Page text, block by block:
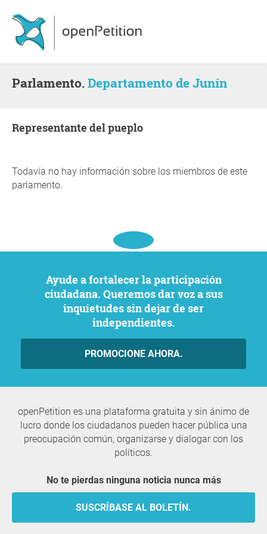
Parlamento.Departamento de Junín
representante del pueplo
Todavía no hay información sobre los miembros de este
parlamento.
Ayude a fortalecer la participación
ciudadana. Queremos dar voz a sus
inquietudes sin dejar de ser
independientes.
PROMOCIONE AHORA.
openPetition es una plataforma gratuita y sin ánimo de
lucro donde los ciudadanos pueden hacer pública una
preocupación común, organizarse y dialogar con los
políticos.
No te pierdas ninguna noticia nunca más
SUSCRÍBASE AL BOLETÍN.